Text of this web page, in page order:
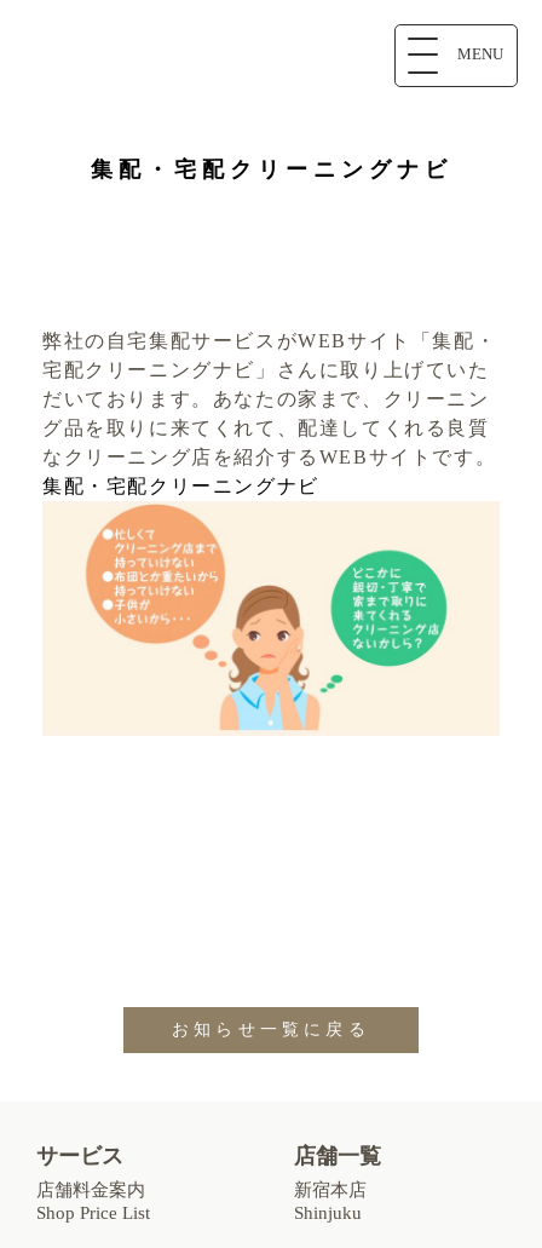
MENU
集配・宅配クリーニングナビ
弊社の自宅集配サービスがWEBサイト「集配・
宅配クリーニングナビ」さんに取り上げていた
だいております。あなたの家まで、クリーニン
グ品を取りに来てくれて、配達してくれる良質
なクリーニング店を紹介するWEBサイトです。
集配・宅配クリーニングナビ
お知らせ一覧に戻る
サービス
店舗料金案内
Shop Price List
店舗一覧
新宿本店
Shinjuku